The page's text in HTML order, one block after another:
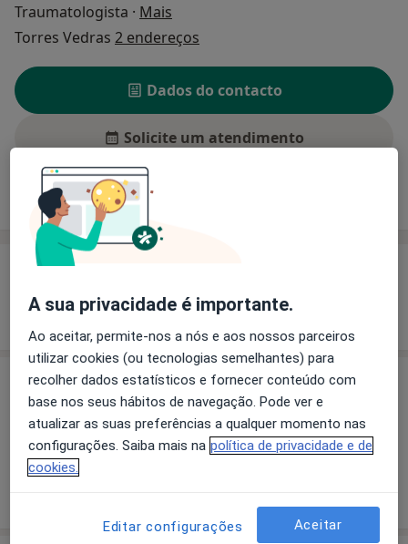
Traumatologista · Mais
Torres Vedras 2 endereços
Dados do contacto
Solicite um atendimento
Experiência
Experiência
Mostrar mais detalhes
Preços
Sem informação sobre serviços e preços
Este especialista ainda não adicionou nenhuma
A sua privacidade é importante.
Ao aceitar, permite-nos a nós e aos nossos parceiros
utilizar cookies (ou tecnologias semelhantes) para
recolher dados estatísticos e fornecer conteúdo com
base nos seus hábitos de navegação. Pode ver e
atualizar as suas preferências a qualquer momento nas
configurações. Saiba mais na política de privacidade e de
cookies.
Editar configurações Aceitar